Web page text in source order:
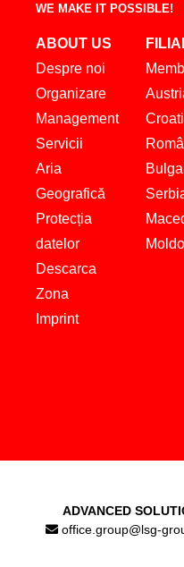
WE MAKE IT POSSIBLE!
ABOUT US
Despre noi
Organizare
Management
Servicii
Aria
Geografică
Protecția
datelor
Descarca
Zona
Imprint
ADVANCED
office.group@lsg-